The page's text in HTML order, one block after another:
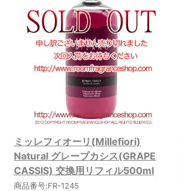
ミッレフィオーリ(Millefiori)
Natural グレープカシス(GRAPE
CASSIS) 交換用リフィル500ml
商品番号:FR-1245